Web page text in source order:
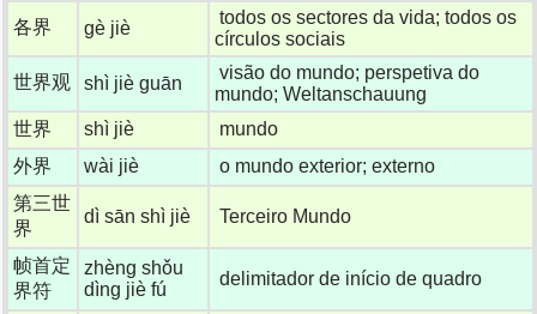
各界 gè jiè
todos os sectores da vida; todos os
círculos sociais
世界观 shì jiè guān
visão do mundo; perspetiva do
mundo; Weltanschauung
世界
shì jiè
mundo
外界
wài jiè
o mundo exterior; externo
第三世
界
dì sān shì jiè Terceiro Mundo
帧首定
界符
zhèng shǒu
dìng jiè fú
delimitador de início de quadro